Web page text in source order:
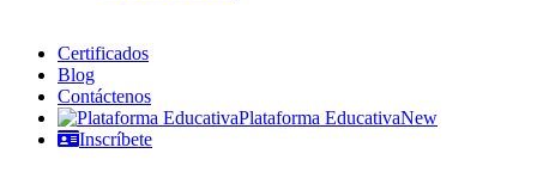
Certificados
Blog
Contáctenos
Plataforma EducativaNew
Inscríbete